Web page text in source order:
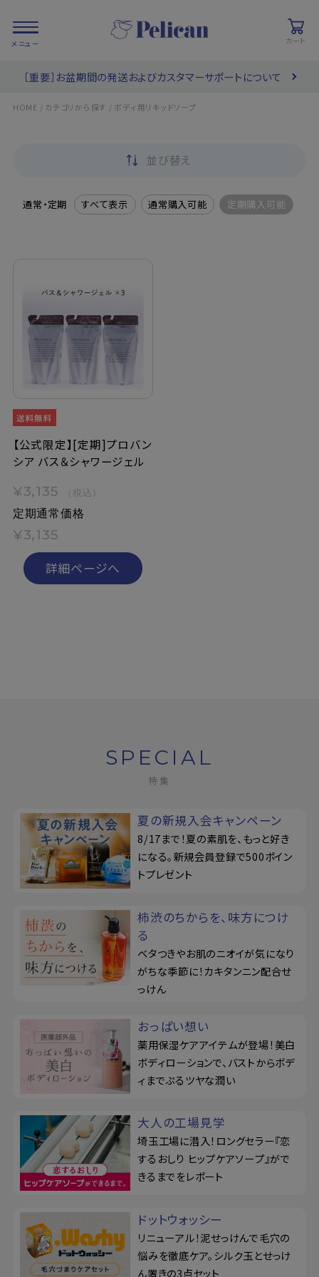
カート
PRODUCTS/ 商品を探す
定期購入
お問い合わせ
ペリカン石鹸について
よくあるご質問
会員登録でお得
NEWS一覧
［重要］お盆期間の発送およびカスタマーサポートについて
HOME / カテゴリから探す / ボディ用リキッドソープ
並び替え
通常・定期 すべて表示 通常購入可能 定期購入可能
【公式限定】[定期]プロバン
シア バス＆シャワージェル
¥3,135 （税込）
定期通常価格
¥3,135
詳細ページへ
SPECIAL
特集
夏の新規入会キャンペーン
8/17まで！夏の素肌を、もっと好き
になる。新規会員登録で500ポイン
トプレゼント
柿渋のちからを、味方につけ
る
ベタつきやお肌のニオイが気になり
がちな季節に！カキタンニン配合せ
っけん
おっぱい想い
薬用保湿ケアアイテムが登場！美白
ボディローションで、バストからボデ
ィまでぷるツヤな潤い
大人の工場見学
埼玉工場に潜入！ロングセラー『恋
するおしり ヒップケアソープ』がで
きるまでをレポート
ドットウォッシー
リニューアル！泥せっけんで毛穴の
悩みを徹底ケア。シルク玉とせっけ
ん置きの3点セット